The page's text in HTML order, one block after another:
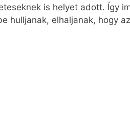
is helyet adott. Így
hulljanak, elhaljanak, hogy